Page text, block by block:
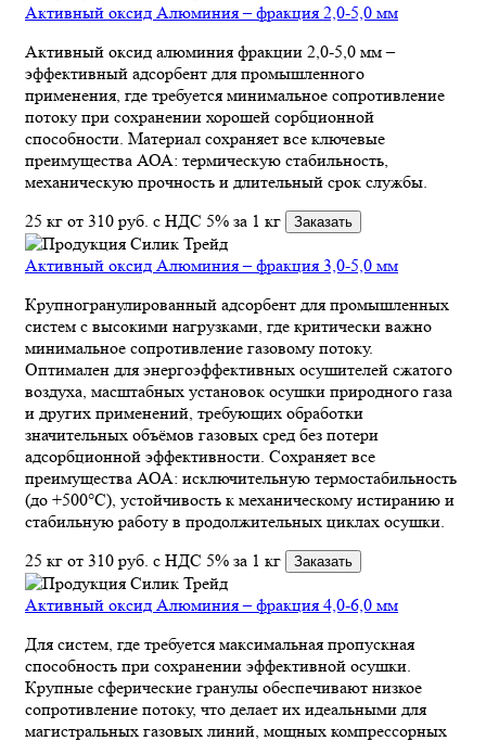
Активный оксид Алюминия – фракция 2,0-5,0 мм
Активный оксид алюминия фракции 2,0-5,0 мм –
эффективный адсорбент для промышленного
применения, где требуется минимальное сопротивление
потоку при сохранении хорошей сорбционной
способности. Материал сохраняет все ключевые
преимущества АОА: термическую стабильность,
механическую прочность и длительный срок службы.
25 кг от 310 руб. с НДС 5% за 1 кг Заказать
Активный оксид Алюминия – фракция 3,0-5,0 мм
Крупногранулированный адсорбент для промышленных
систем с высокими нагрузками, где критически важно
минимальное сопротивление газовому потоку.
Оптимален для энергоэффективных осушителей сжатого
воздуха, масштабных установок осушки природного газа
и других применений, требующих обработки
значительных объёмов газовых сред без потери
адсорбционной эффективности. Сохраняет все
преимущества АОА: исключительную термостабильность
(до +500°C), устойчивость к механическому истиранию и
стабильную работу в продолжительных циклах осушки.
25 кг от 310 руб. с НДС 5% за 1 кг Заказать
Активный оксид Алюминия – фракция 4,0-6,0 мм
Для систем, где требуется максимальная пропускная
способность при сохранении эффективной осушки.
Крупные сферические гранулы обеспечивают низкое
сопротивление потоку, что делает их идеальными для
магистральных газовых линий, мощных компрессорных